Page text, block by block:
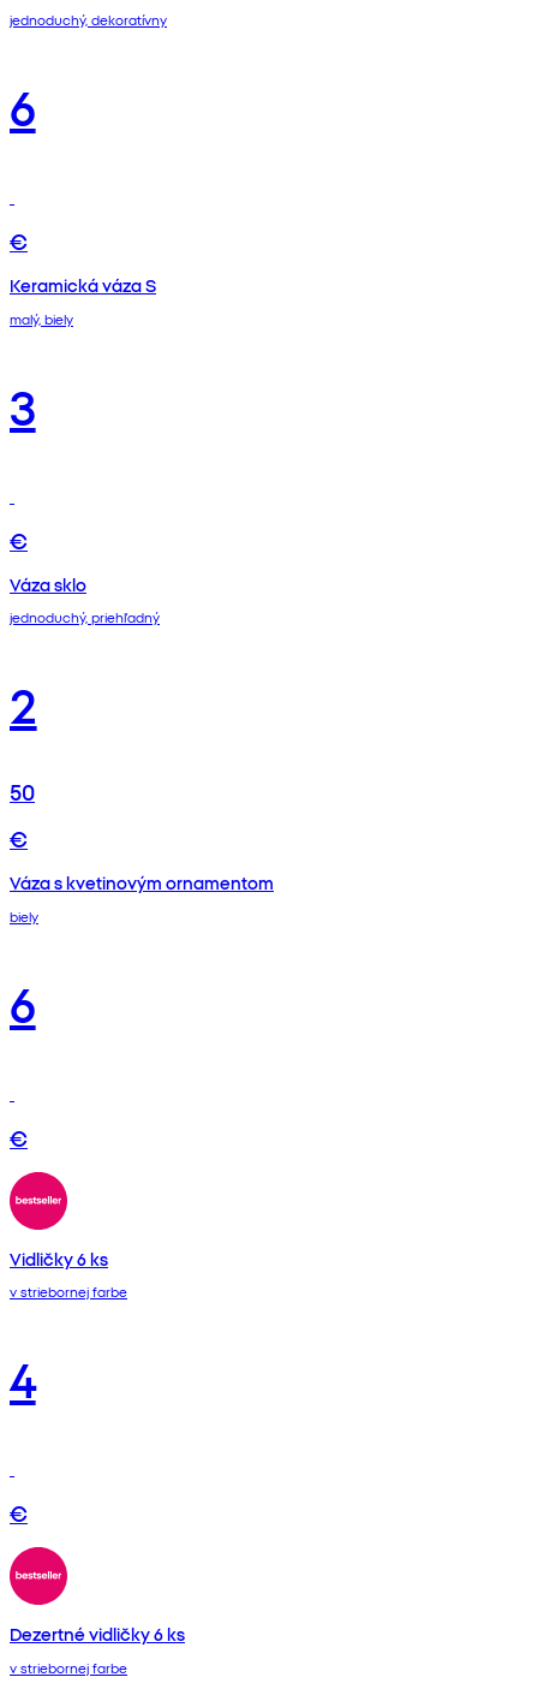
jednoduchý, dekoratívny
6
€
Keramická váza S
malý, biely
3
€
Váza sklo
jednoduchý, priehľadný
2
50
€
Váza s kvetinovým ornamentom
biely
6
€
Vidličky 6 ks
v striebornej farbe
4
€
Dezertné vidličky 6 ks
v striebornej farbe